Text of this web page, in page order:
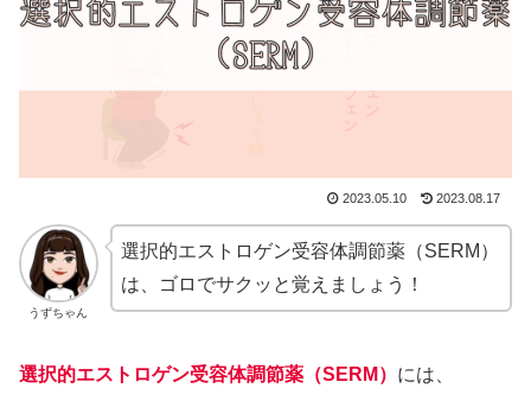
2023.05.10 2023.08.17
うずちゃん
選択的エストロゲン受容体調節薬（SERM）
は、ゴロでサクッと覚えましょう！
選択的エストロゲン受容体調節薬（SERM） には、